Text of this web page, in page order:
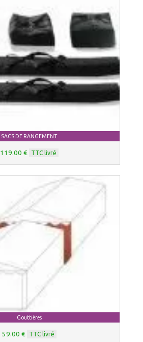
SACS DE RANGEMENT
119.00 € TTC livré
Gouttières
59.00 € TTC livré